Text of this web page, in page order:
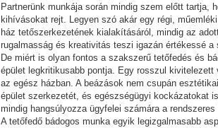
Partnerünk munkája során mindig szem előtt tartja,
kihívásokat rejt. Legyen szó akár egy régi,
ház tetőszerkezetének kialakításáról, mindig az
rugalmasság és kreativitás teszi igazán értékessé a
De miért is olyan fontos a szakszerű tetőfedés és
épület legkritikusabb pontja. Egy rosszul
az egész házban. A beázások nem csupán
épület szerkezetét, és egészségügyi kockázatokat
mindig hangsúlyozza ügyfelei számára a
A tetőfedő bádogos munka egyik legizgalmasabb